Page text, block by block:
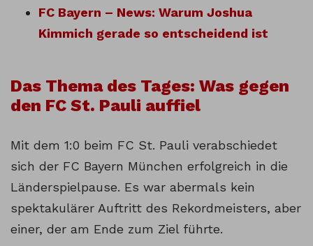
FC Bayern – News: Warum Joshua
Kimmich gerade so entscheidend ist
Das Thema des Tages: Was gegen
den FC St. Pauli auffiel
Mit dem 1:0 beim FC St. Pauli verabschiedet
sich der FC Bayern München erfolgreich in die
Länderspielpause. Es war abermals kein
spektakulärer Auftritt des Rekordmeisters, aber
einer, der am Ende zum Ziel führte.